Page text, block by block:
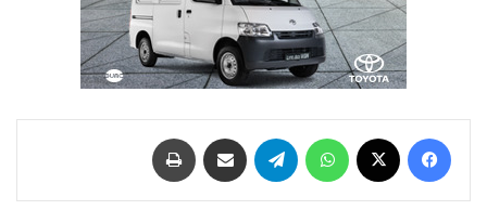
فيسبوك واتساب تيلقرام مشاركة عبر البريد